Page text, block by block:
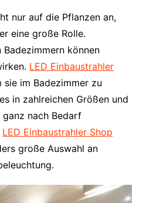
nur auf die Pflanzen an,
eine große Rolle.
Badezimmern können
LED Einbaustrahler
sie im Badezimmer zu
in zahlreichen Größen und
ganz nach Bedarf
LED Einbaustrahler Shop
große Auswahl an